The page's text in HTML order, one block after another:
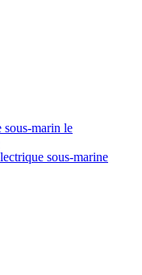
marin le
sous-marine